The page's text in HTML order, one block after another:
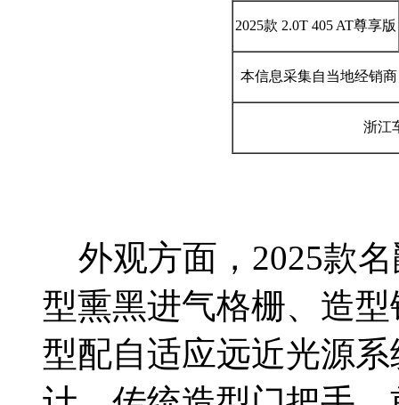
2025款 2.0T 405 AT尊享版
本信息采集自当地经销
浙江
外观方面，2025款
型熏黑进气格栅、造
型配自适应远近光源